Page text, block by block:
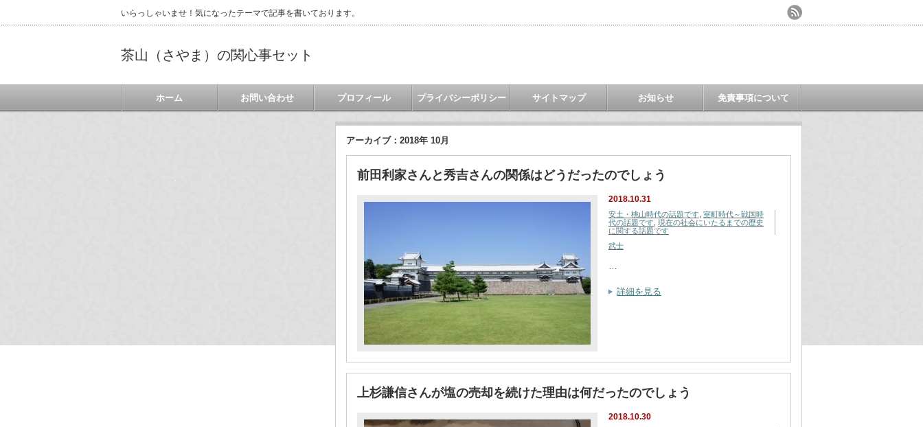
いらっしゃいませ！気になったテーマで記事を書いております。
茶山（さやま）の関心事セット
ホーム お問い合わせ プロフィール プライバシーポリシー サイトマップ お知らせ 免責事項について
アーカイブ：2018年 10月
前田利家さんと秀吉さんの関係はどうだったのでしょう
2018.10.31
安土・桃山時代の話題です 室町時代～戦国時
代の話題です 現在の社会にいたるまでの歴史
に関する話題です
武士
…
詳細を見る
上杉謙信さんが塩の売却を続けた理由は何だったのでしょう
2018.10.30